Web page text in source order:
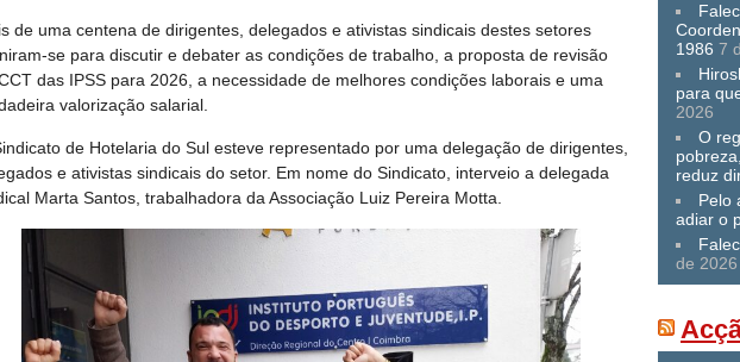
de uma centena de dirigentes, delegados e ativistas sindicais destes setores
se para discutir e debater as condições de trabalho, a proposta de revisão
das IPSS para 2026, a necessidade de melhores condições laborais e uma
valorização salarial.
de Hotelaria do Sul esteve representado por uma delegação de dirigentes,
e ativistas sindicais do setor. Em nome do Sindicato, interveio a delegada
Marta Santos, trabalhadora da Associação Luiz Pereira Motta.
1986 7
para
2026
O
reduz
Pelo
adiar o
de 2026